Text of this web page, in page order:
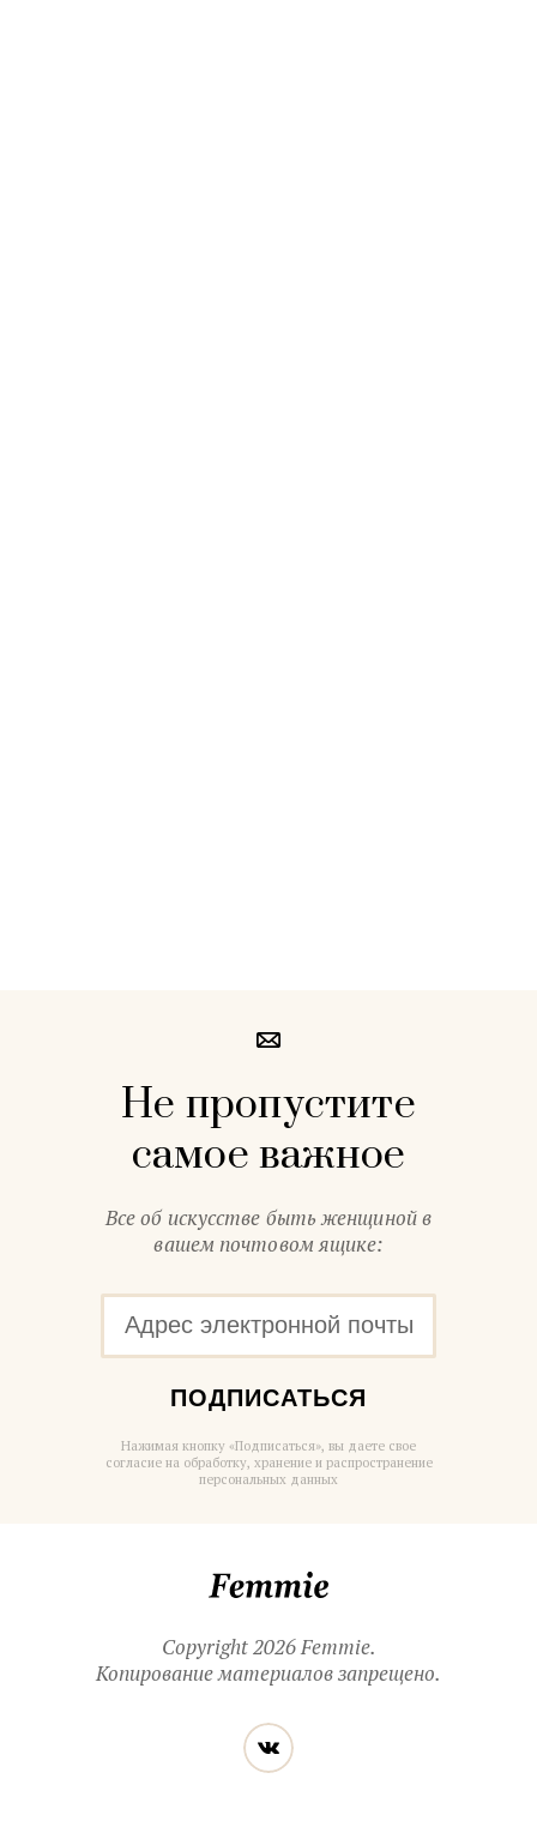
Не пропустите
самое важное
Все об искусстве быть женщиной в
вашем почтовом ящике:
ПОДПИСАТЬСЯ
Нажимая кнопку «Подписаться», вы даете свое
согласие на обработку, хранение и распространение
персональных данных
Copyright 2026 Femmie.
Копирование материалов запрещено.
Читайте
нас
в социальных